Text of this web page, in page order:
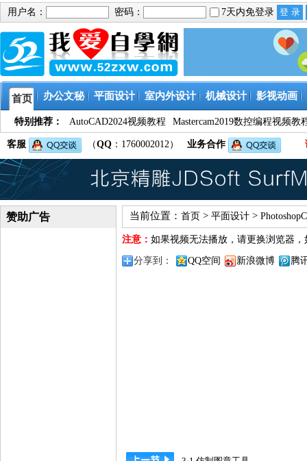
用户名： 密码： 7天内免登录
首页 办公文秘 平面设计 室内外设计 机械设计 影视动画
特别推荐： AutoCAD2024视频教程 Mastercam2019数控编程视频教
客服 （QQ ：1760002012） 业务合作
赞助广告 当前位置： 首页 > 平面设计 >
注意： 如果视频无法播放，请更换浏览器，
分享到： QQ空间 新浪微博 腾